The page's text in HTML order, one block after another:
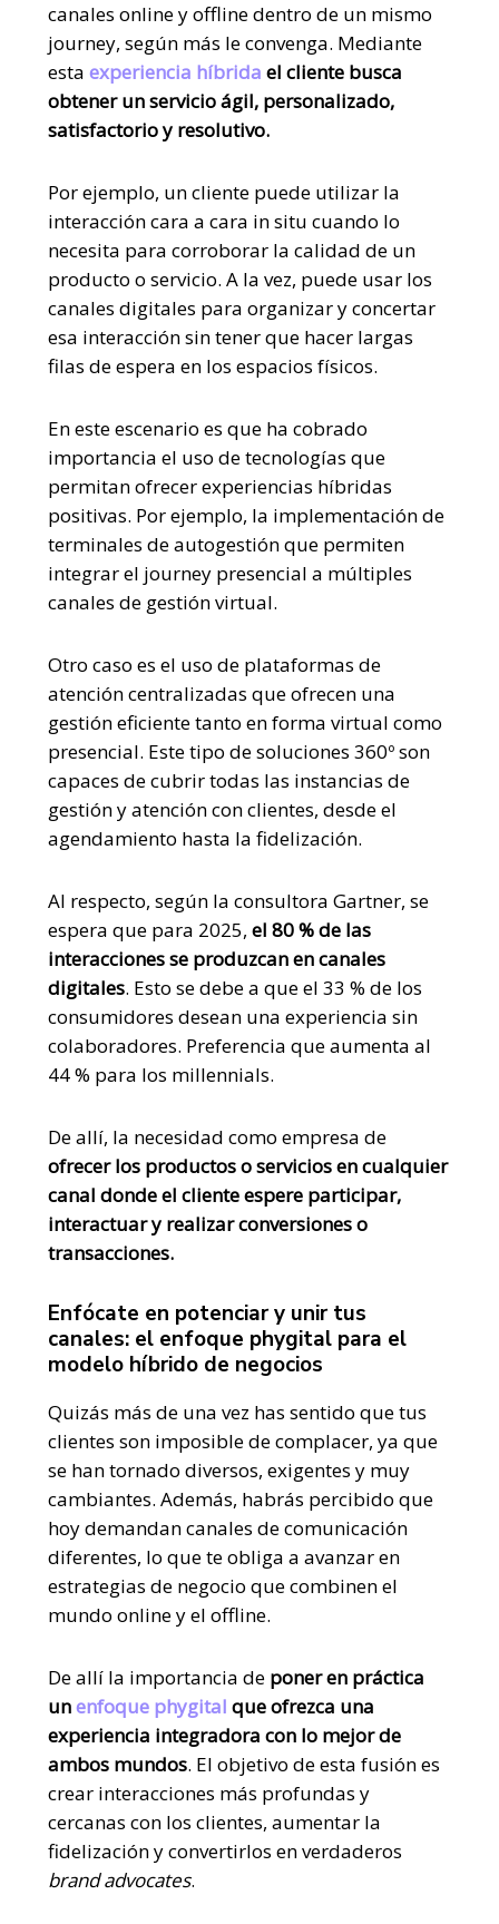
canales online y offline dentro de un mismo
journey, según más le convenga. Mediante
esta experiencia híbrida el cliente busca
obtener un servicio ágil, personalizado,
satisfactorio y resolutivo.
Por ejemplo, un cliente puede utilizar la
interacción cara a cara in situ cuando lo
necesita para corroborar la calidad de un
producto o servicio. A la vez, puede usar los
canales digitales para organizar y concertar
esa interacción sin tener que hacer largas
filas de espera en los espacios físicos.
En este escenario es que ha cobrado
importancia el uso de tecnologías que
permitan ofrecer experiencias híbridas
positivas. Por ejemplo, la implementación de
terminales de autogestión que permiten
integrar el journey presencial a múltiples
canales de gestión virtual.
Otro caso es el uso de plataformas de
atención centralizadas que ofrecen una
gestión eficiente tanto en forma virtual como
presencial. Este tipo de soluciones 360º son
capaces de cubrir todas las instancias de
gestión y atención con clientes, desde el
agendamiento hasta la fidelización.
Al respecto, segúnla consultora Gartner, se
espera que para 2025, el 80 % de las
interacciones se produzcan en canales
digitales. Esto se debe a que el 33 % de los
consumidores desean una experiencia sin
colaboradores. Preferencia que aumenta al
44 % para los millennials.
De allí, la necesidad como empresa de
ofrecer los productos o servicios en cualquier
canal donde el cliente espere participar,
interactuar y realizar conversiones o
transacciones.
Enfócate en potenciar y unir tus
canales: el enfoque phygital para el
modelo híbrido de negocios
Quizás más de una vez has sentido que tus
clientes son imposible de complacer, ya que
se han tornado diversos, exigentes y muy
cambiantes. Además, habrás percibido que
hoy demandan canales de comunicación
diferentes, lo que te obliga a avanzar en
estrategias de negocio que combinen el
mundo online y el offline.
De allí la importancia de poner en práctica
unenfoque phygital que ofrezca una
experiencia integradora con lo mejor de
ambos mundos. El objetivo de esta fusión es
crear interacciones más profundas y
cercanas con los clientes, aumentar la
fidelización y convertirlos en verdaderos
brand advocates.